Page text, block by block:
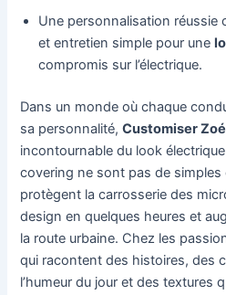
Une personnalisation réussie
et entretien simple pour une
compromis sur l’électrique.
Dans un monde où chaque
sa personnalité,Customiser Zoé
incontournable du look
covering ne sont pas de simples
protègent la carrosserie des
design en quelques heures et
la route urbaine. Chez les
qui racontent des histoires, des
l’humeur du jour et des textures